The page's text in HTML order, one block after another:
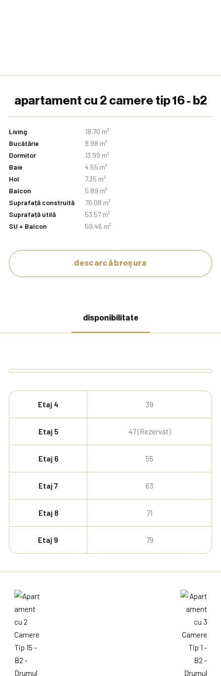
apartament cu 2 camere tip 16 - b2
Living
18.70 m²
Bucătărie
8.98 m²
Dormitor
13.99 m²
Baie
4.55 m²
Hol
7.35 m²
Balcon
5.89 m²
Suprafață construită
76.08 m²
Suprafață utilă
53.57 m²
SU + Balcon
59.46 m²
descarcă broșura
disponibilitate
Etaj 4 39
Etaj 5 47 (Rezervat)
Etaj 6 55
Etaj 7 63
Etaj 8 71
Etaj 9 79